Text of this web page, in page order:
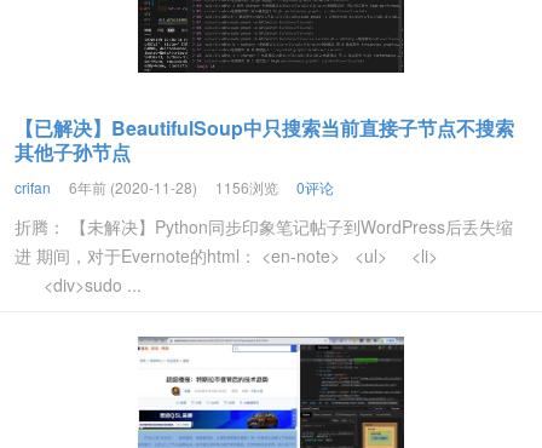
【已解决】BeautifulSoup中只搜索当前直接子节点不搜索
其他子孙节点
crifan 6年前 (2020-11-28) 1156浏览 0评论
折腾： 【未解决】Python同步印象笔记帖子到WordPress后丢失缩
进 期间，对于Evernote的html： <en-note> <ul> <li>
<div>sudo ...